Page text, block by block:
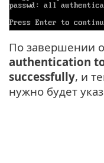
По завершении
authentication
successfully, и
нужно будет